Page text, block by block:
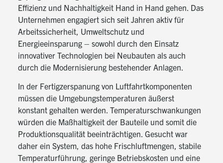
Effizienz und Nachhaltigkeit Hand in Hand gehen. Das
Unternehmen engagiert sich seit Jahren aktiv für
Arbeitssicherheit, Umweltschutz und
Energieeinsparung – sowohl durch den Einsatz
innovativer Technologien bei Neubauten als auch
durch die Modernisierung bestehender Anlagen.
In der Fertigzerspanung von Luftfahrtkomponenten
müssen die Umgebungstemperaturen äußerst
konstant gehalten werden. Temperaturschwankungen
würden die Maßhaltigkeit der Bauteile und somit die
Produktionsqualität beeinträchtigen. Gesucht war
daher ein System, das hohe Frischluftmengen, stabile
Temperaturführung, geringe Betriebskosten und eine